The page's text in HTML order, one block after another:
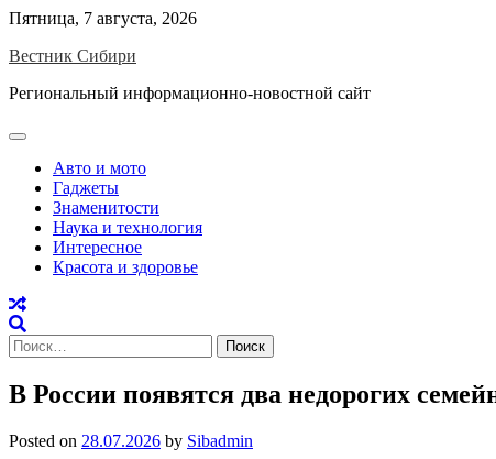
Skip
content
Пятница, 7 августа, 2026
Вестник Сибири
Региональный информационно-новостной сайт
Авто и мото
Гаджеты
Знаменитости
Наука и технология
Интересное
Красота и здоровье
Найти:
В России появятся два недорогих
Posted on 28.07.2026 by Sibadmin